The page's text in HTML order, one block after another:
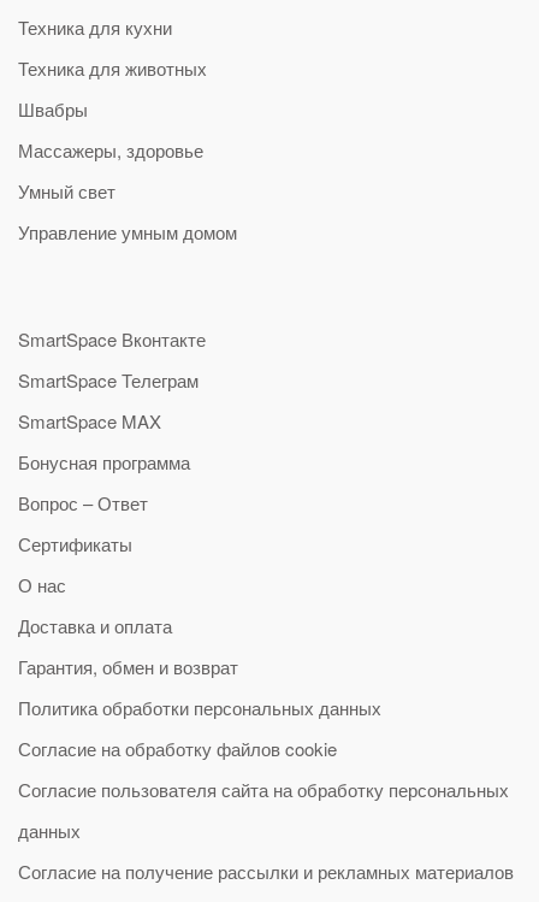
Техника для кухни
Техника для животных
Швабры
Массажеры, здоровье
Умный свет
Управление умным домом
SmartSpace Вконтакте
SmartSpace Телеграм
SmartSpace MAX
Бонусная программа
Вопрос – Ответ
Сертификаты
О нас
Доставка и оплата
Гарантия, обмен и возврат
Политика обработки персональных данных
Согласие на обработку файлов cookie
Согласие пользователя сайта на обработку персональных
данных
Согласие на получение рассылки и рекламных материалов